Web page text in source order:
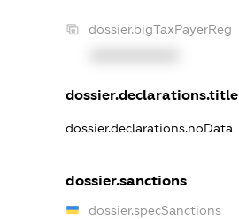
dossier.bigTaxPayerReg
dossier.declarations.title
dossier.declarations.noData
dossier.sanctions
dossier.specSanctions